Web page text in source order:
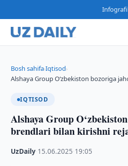
Bosh sahifa›Iqtisod›
Alshaya Group O‘zbekiston bozoriga
IQTISOD
Alshaya Group
brendlari bilan kirishni
UzDaily 15.06.2025 19:05